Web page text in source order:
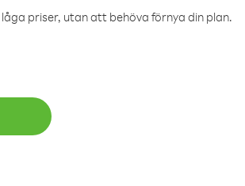
priser, utan att behöva förnya din plan.